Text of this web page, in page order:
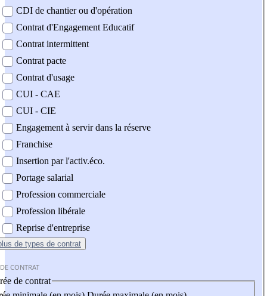
CDI de chantier ou d'opération
Contrat d'Engagement Educatif
Contrat intermittent
Contrat pacte
Contrat d'usage
CUI - CAE
CUI - CIE
Engagement à servir dans la réserve
Franchise
Insertion par l'activ.éco.
Portage salarial
Profession commerciale
Profession libérale
Reprise d'entreprise
de types de contrat
CONTRAT
de contrat